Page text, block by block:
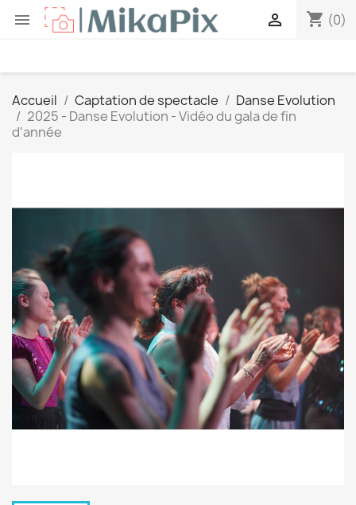
 shopping_cart (0)

Accueil Captation de spectacle
Danse Evolution
2025 - Danse Evolution - Vidéo du gala de fin
d'année